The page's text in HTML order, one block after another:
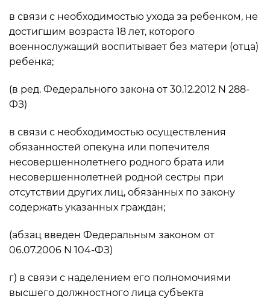
в связи с необходимостью ухода за ребенком, не
достигшим возраста 18 лет, которого
военнослужащий воспитывает без матери (отца)
ребенка;
(в ред. Федерального закона от 30.12.2012 N 288-
ФЗ)
в связи с необходимостью осуществления
обязанностей опекуна или попечителя
несовершеннолетнего родного брата или
несовершеннолетней родной сестры при
отсутствии других лиц, обязанных по закону
содержать указанных граждан;
(абзац введен Федеральным законом от
06.07.2006 N 104-ФЗ)
г) в связи с наделением его полномочиями
высшего должностного лица субъекта